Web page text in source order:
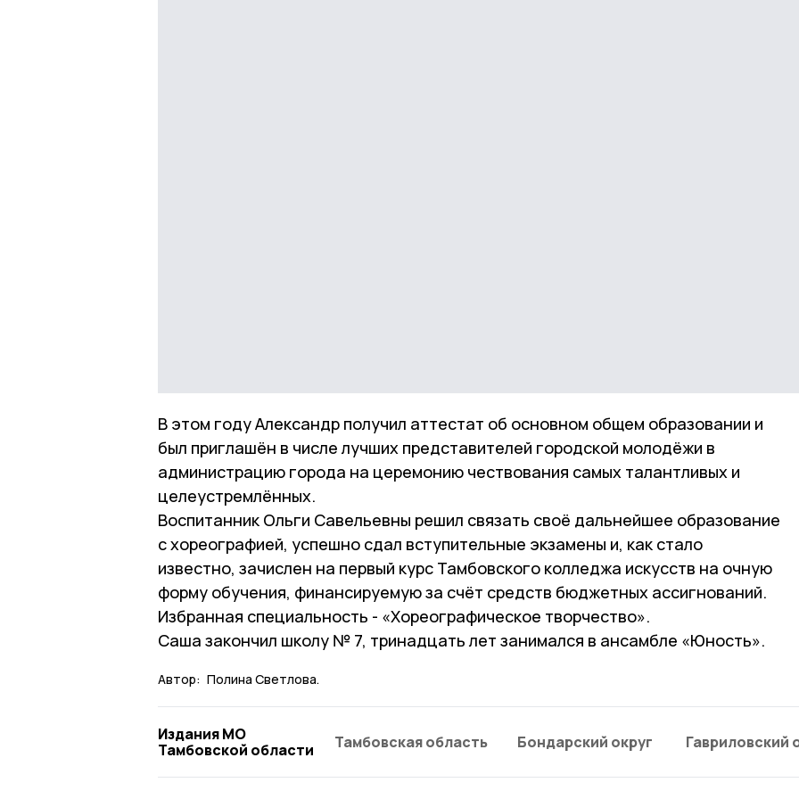
В этом году Александр получил аттестат об основном общем образовании и
был приглашён в числе лучших представителей городской молодёжи в
администрацию города на церемонию чествования самых талантливых и
целеустремлённых.
Воспитанник Ольги Савельевны решил связать своё дальнейшее образование
с хореографией, успешно сдал вступительные экзамены и, как стало
известно, зачислен на первый курс Тамбовского колледжа искусств на очную
форму обучения, финансируемую за счёт средств бюджетных ассигнований.
Избранная специальность - «Хореографическое творчество».
Саша закончил школу № 7, тринадцать лет занимался в ансамбле «Юность».
Автор: Полина Светлова.
Издания МО
Тамбовской области
Тамбовская область Бондарский округ Гавриловский